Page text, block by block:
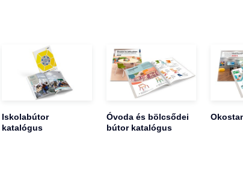
Iskolabútor
katalógus
Óvoda és bölcsődei
bútor katalógus